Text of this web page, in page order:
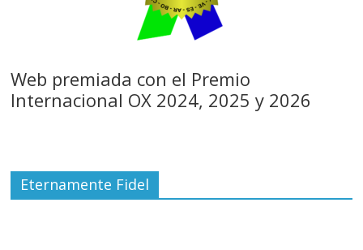
Web premiada con el Premio
Internacional OX 2024, 2025 y 2026
Eternamente Fidel